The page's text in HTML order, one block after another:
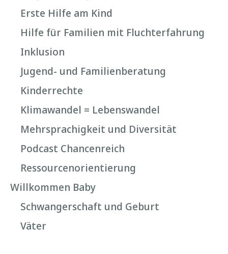
Erste Hilfe am Kind
Hilfe für Familien mit Fluchterfahrung
Inklusion
Jugend- und Familienberatung
Kinderrechte
Klimawandel = Lebenswandel
Mehrsprachigkeit und Diversität
Podcast Chancenreich
Ressourcenorientierung
Willkommen Baby
Schwangerschaft und Geburt
Väter